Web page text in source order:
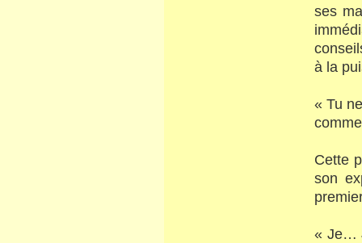
ses
à la
« Tu
Cette
son
« Je…